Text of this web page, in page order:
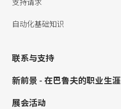
支持请求
自动化基础知识
联系与支持
新前景 - 在巴鲁夫的职业生涯
展会活动